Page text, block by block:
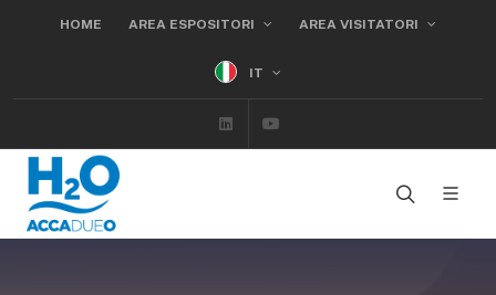
HOME AREA ESPOSITORI AREA VISITATORI
IT
Linkedin